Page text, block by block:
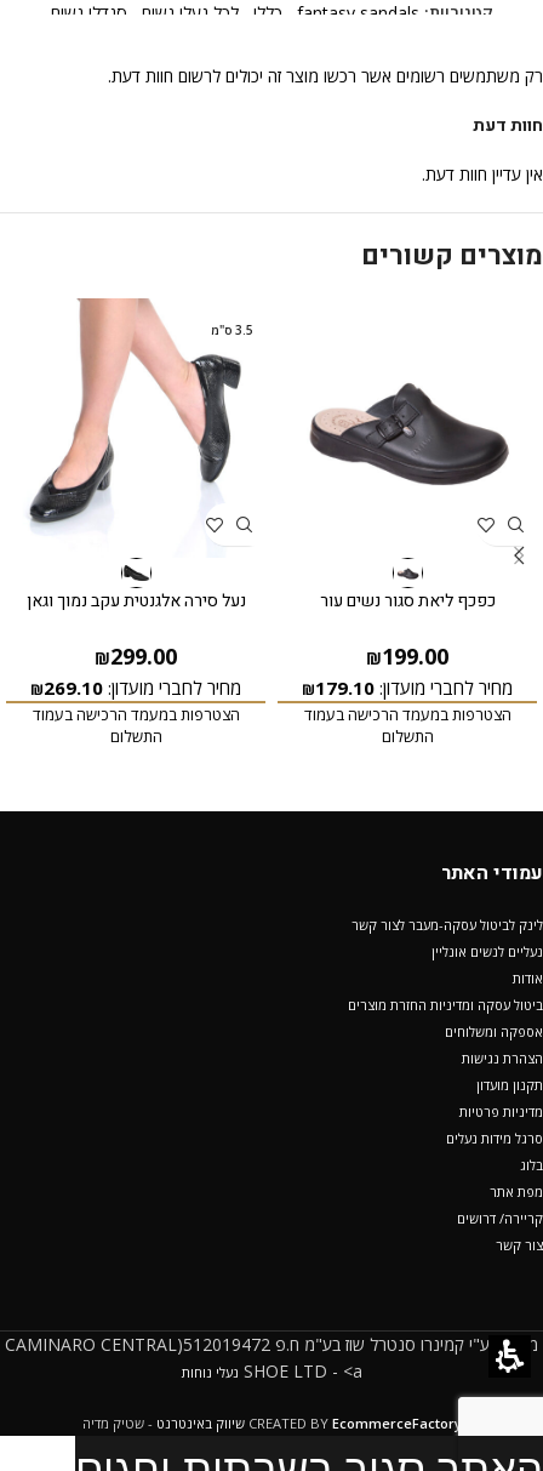
קטגוריות: fantasy sandals כללי לכל נעלי נשים סנדלי נשים
חוות דעת
אין עדיין חוות דעת.
רק משתמשים רשומים אשר רכשו מוצר זה יכולים לרשום חוות דעת.
מוצרים קשורים
כפכף ליאת סגור נשים עור
₪199.00
מחיר לחברי מועדון: ₪179.10
הצטרפות במעמד הרכישה בעמוד
התשלום
3.5 ס"מ
נעל סירה אלגנטית עקב נמוך וגאן
₪299.00
מחיר לחברי מועדון: ₪269.10
הצטרפות במעמד הרכישה בעמוד
התשלום
עמודי האתר
לינק לביטול עסקה-מעבר לצור קשר
נעליים לנשים אונליין
אודות
ביטול עסקה ומדיניות החזרת מוצרים
אספקה ומשלוחים
הצהרת נגישות
תקנון מועדון
מדיניות פרטיות
סרגל מידות נעלים
בלוג
מפת אתר
קריירה/ דרושים
צור קשר
מופעל ע"י קמינרו סנטרל שוז בע"מ ח.פ 512019472(CAMINARO CENTRAL
SHOE LTD - <a נעלי נוחות
CREATED BY EcommerceFactory שיווק באינטרנט - שטיק מדיה